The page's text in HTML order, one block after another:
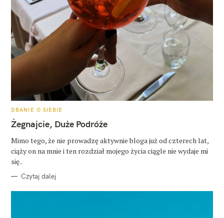
K
T
E
O
R
I
DBANIE O SIEBIE
Żegnajcie, Duże Podróże
Mimo tego, że nie prowadzę aktywnie bloga już od czterech lat,
ciąży on na mnie i ten rozdział mojego życia ciągle nie wydaje mi
się..
Czytaj dalej